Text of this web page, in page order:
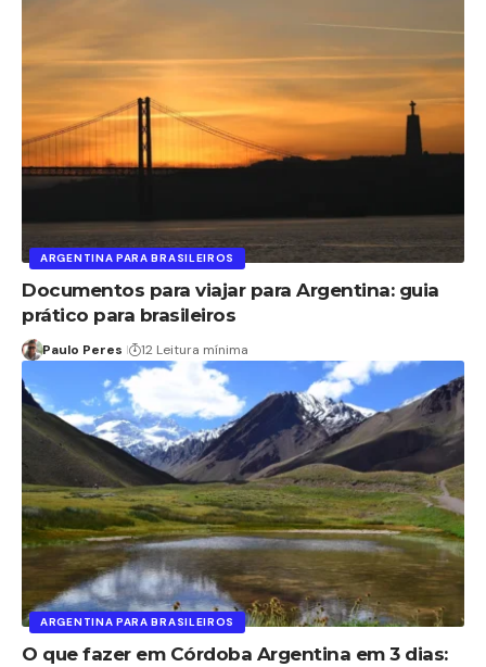
ARGENTINA PARA BRASILEIROS
Documentos para viajar para Argentina: guia
prático para brasileiros
Paulo Peres 12 Leitura mínima
ARGENTINA PARA BRASILEIROS
O que fazer em Córdoba Argentina em 3 dias: